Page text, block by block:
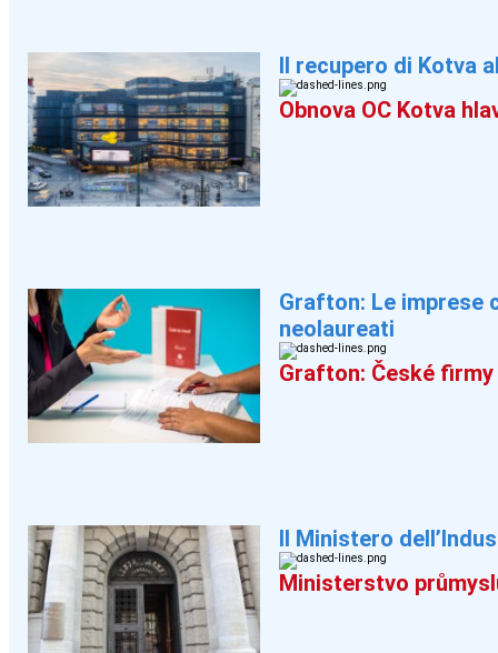
Il recupero di Kotva
Obnova OC Kotva
Grafton: Le imprese
neolaureati
Grafton: České
Il Ministero
Ministerstvo